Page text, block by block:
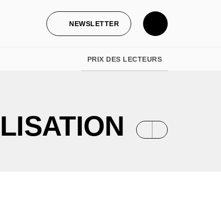
NEWSLETTER
PRIX DES LECTEURS